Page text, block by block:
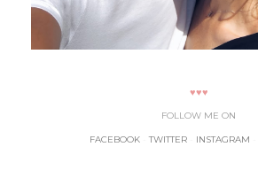
♥♥♥
FOLLOW ME ON
FACEBOOK -TWITTER INSTAGRAM